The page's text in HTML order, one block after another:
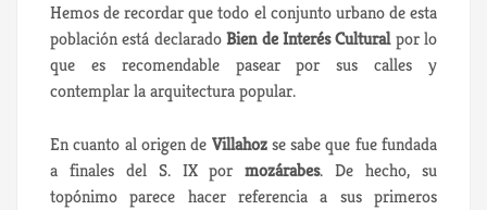
Hemos de recordar que todo el conjunto urbano de esta
población está declaradoBien de Interés Culturalpor lo
que es recomendable pasear por sus calles y
contemplar la arquitectura popular.
En cuanto al origen de Villahozse sabe que fue fundada
a finales del S. IX pormozárabes. De hecho, su
topónimo parece hacer referencia a sus primeros